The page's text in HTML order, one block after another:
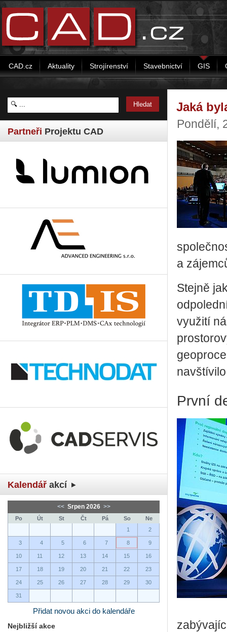
CAD.cz Aktuality Strojírenství Stavebnictví GIS
Partneři Projektu CAD
Kalendář akcí
<< Srpen 2026 >>
Po Út St Čt Pá So
Ne
1
2
3 4 5 6 7 8 9
10 11 12 13 14 15 16
17 18 19 20 21 22 23
24 25 26 27 28 29 30
31
Přidat novou akci do kalendáře
Nejbližší akce
Jaká
Pondělí,
a
Stejně
využití
První